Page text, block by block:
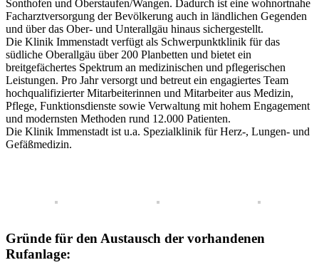
Sonthofen und Oberstaufen/Wangen. Dadurch ist eine wohnortnahe
Facharztversorgung der Bevölkerung auch in ländlichen Gegenden
und über das Ober- und Unterallgäu hinaus sichergestellt.
Die Klinik Immenstadt verfügt als Schwerpunktklinik für das
südliche Oberallgäu über 200 Planbetten und bietet ein
breitgefächertes Spektrum an medizinischen und pflegerischen
Leistungen. Pro Jahr versorgt und betreut ein engagiertes Team
hochqualifizierter Mitarbeiterinnen und Mitarbeiter aus Medizin,
Pflege, Funktionsdienste sowie Verwaltung mit hohem Engagement
und modernsten Methoden rund 12.000 Patienten.
Die Klinik Immenstadt ist u.a. Spezialklinik für Herz-, Lungen- und
Gefäßmedizin.
Gründe für den Austausch der vorhandenen
Rufanlage: